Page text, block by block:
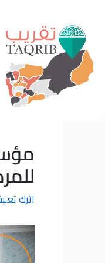
المحتوى
اترك